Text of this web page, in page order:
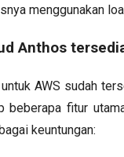
menggunakan
Anthos
AWS sudah
beberapa fitur
keuntungan: